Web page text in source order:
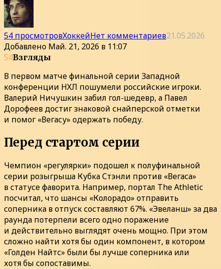
54 просмотровХоккейНет комментариев21.05.2026
Добавлено Май. 21, 2026 в 11:07
54Взгляды
В первом матче финальной серии Западной
конференции НХЛ пошумели российские игроки.
Валерий Ничушкин забил гол-шедевр, а Павел
Дорофеев достиг знаковой снайперской отметки
и помог «Вегасу» одержать победу.
Перед стартом серии
Чемпион «регулярки» подошел к полуфинальной
серии розыгрыша Кубка Стэнли против «Вегаса»
в статусе фаворита. Например, портал The Athletic
посчитал, что шансы «Колорадо» отправить
соперника в отпуск составляют 67%. «Эвеланш» за два
раунда потерпели всего одно поражение
и действительно выглядят очень мощно. При этом
сложно найти хотя бы один компонент, в котором
«Голден Найтс» были бы лучше соперника или
хотя бы сопоставимы.